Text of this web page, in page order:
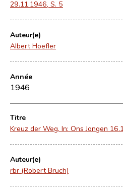
29.11.1946, S. 5
Auteur(e)
Albert Hoefler
Année
1946
Titre
Kreuz der Weg. In: Ons Jongen
Auteur(e)
rbr (Robert Bruch)